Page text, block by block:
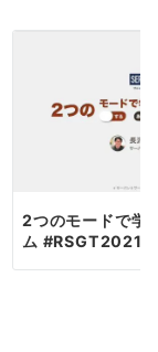
2つのモードで学
ム #RSGT2021